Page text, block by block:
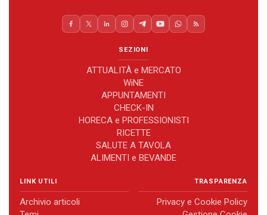
SEZIONI
ATTUALITÀ e MERCATO
WiNE
APPUNTAMENTI
CHECK-IN
HORECA e PROFESSIONISTI
RICETTE
SALUTE A TAVOLA
ALIMENTI e BEVANDE
LINK UTILI
Archivio articoli
TRASPARENZA
Privacy e Cookie Policy